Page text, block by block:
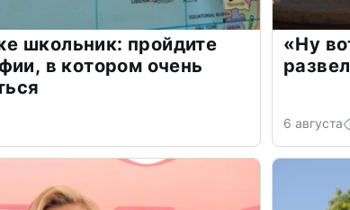
школьник: пройдите
в котором очень
«Ну
6 августа